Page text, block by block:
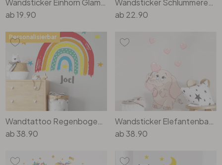
Flur
Kinderzimmer
Küche
Büro
Eingangsbereich
ab19.90
ab 22.90
ab38.90
Personalisierbar
ab38.90